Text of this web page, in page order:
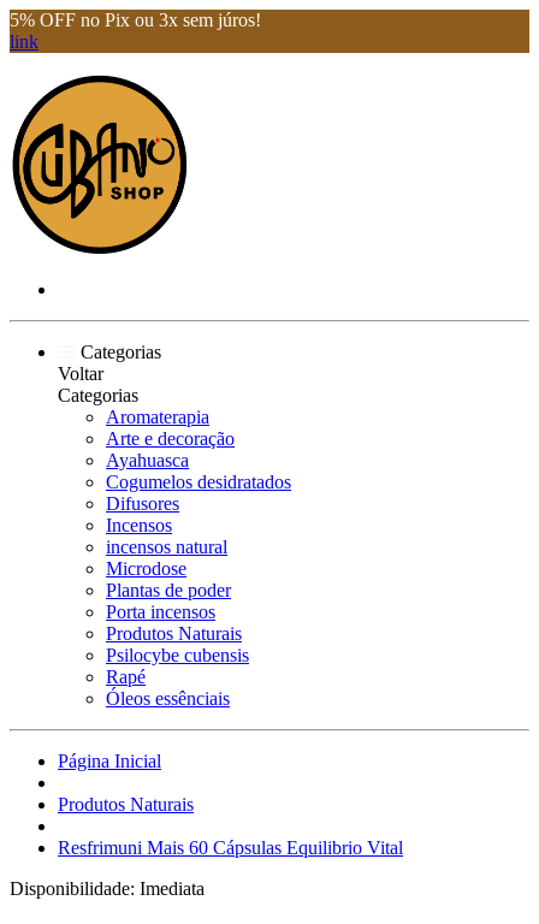
5% OFF no Pix ou 3x sem júros!
link
Categorias
Voltar
Categorias
Aromaterapia
Arte e decoração
Ayahuasca
Cogumelos desidratados
Difusores
Incensos
incensos natural
Microdose
Plantas de poder
Porta incensos
Produtos Naturais
Psilocybe cubensis
Rapé
Óleos essênciais
Página Inicial
Produtos Naturais
Resfrimuni Mais 60 Cápsulas Equilibrio Vital
Disponibilidade: Imediata